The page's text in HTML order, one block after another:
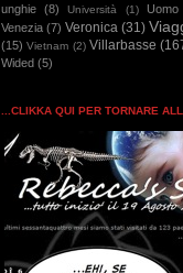
unghie (8) Università (1)
Venezia (7) Veronica (31)
(15) Vietnam (2) Villarbasse
Wided (5)
...CLIKKA QUI PER TORNARE